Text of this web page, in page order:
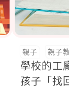
親子 親子
學校的工
孩子「找